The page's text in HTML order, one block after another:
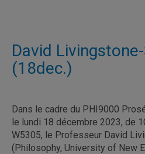
David
(18dec.)
Dans le cadre du PHI9000
le lundi 18 décembre 2023, de
W5305, le Professeur David
(Philosophy, University of New